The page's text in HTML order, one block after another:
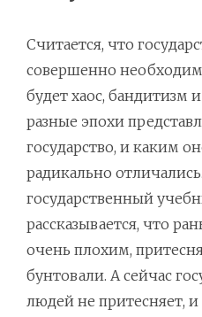
Считается, что
совершенно
будет хаос, бандитизм
разные эпохи
государство, и каким
радикально
государственный
рассказывается, что
очень плохим,
бунтовали. А сейчас
людей не притесняет,